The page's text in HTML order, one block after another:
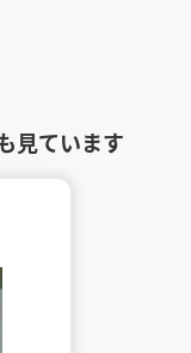
見ています